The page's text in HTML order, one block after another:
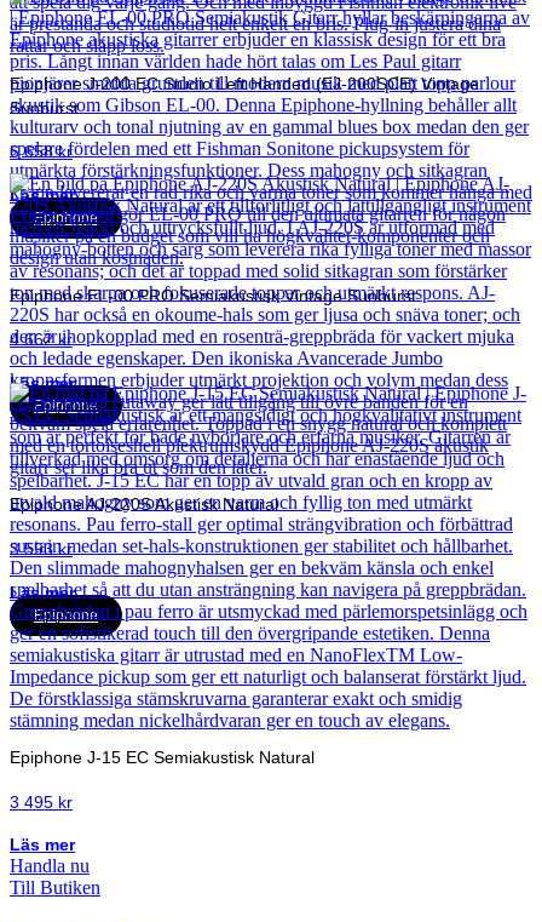
Epiphone J-200 EC Studio Left Handed (EJ-200SCE) Vintage
Sunburst
6 658kr
Läs mer
Epiphone
Epiphone EL-00 PRO Semiakustisk Vintage Sunburst
4 662kr
Läs mer
Epiphone
Epiphone AJ-220S Akustisk Natural
3 593kr
Läs mer
Epiphone
Epiphone J-15 EC Semiakustisk Natural
3 495 kr
Läs mer
Handla nu
Till Butiken